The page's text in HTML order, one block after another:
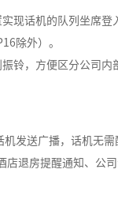
现话机的队列坐席登
除外）。
铃，方便区分公司内
机发送广播，话机无
店退房提醒通知、公司